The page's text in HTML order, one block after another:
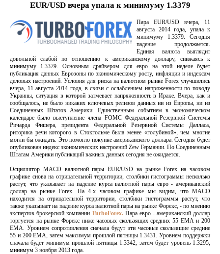
EUR/USD вчера упала к минимуму 1.3379
Пара EUR/USD вчера, 11
августа 2014 года, упала к
минимуму 1.3379. Сегодня
падение продолжается.
Единая валюта выглядит
довольной слабой по отношению к американскому доллару, снижаясь к
минимуму 1.3379. Основным драйвером для евро на этой неделе будет
публикация данных Еврозоны по экономическому росту, инфляции и индексам
деловых настроений. Условия для риска на валютном рынке Forex улучшились
вчера, 11 августа 2014 года, в связи с ослаблением напряженности по поводу
Украины, ситуация в которой затмевает напряженность в Ираке. Вчера, как и
сообщалось, не было никаких ключевых релизов данных ни из Европы, ни из
Соединенных Штатов Америки. Единственным событием в экономическом
календаре было выступление члена FOMC Федеральной Резервной Системы
Ричарда Фишера, президента Федеральной Резервной Системы Далласа,
риторика речи которого в Стокгольме была менее «голубиной», чем многие
могли бы ожидать. Это помогло покупке американского доллара. Сегодня будет
опубликован индекс экономических настроений Zew Германии. По Соединенным
Штатам Америки публикаций важных данных сегодня не ожидается.
Осциллятор MACD валютной пары EUR/USD на рынке Forex на часовом
графике снова на отрицательной территории, столбики гистограммы несколько
растут, что указывает на падение курса валютной пары евро - американский
доллар на рынке Forex. На 4-х часовом графике мы видим, что MACD
находится на отрицательной территории, столбики гистограммы растут, что
также указывает на падение курса валютной пары на рынке Форекс, - по мнению
экспертов брокерской компании TurboForex. Пара евро - американский доллар
торгуется на рынке Форекс ниже часовых скользящих средних 55 ЕМА и 200
ЕМА. Уровнем сопротивления сначала будут эти часовые скользящие средние
55 и 200 ЕМА, затем максимум прошлой пятницы 1.3431. Уровнем поддержки
сначала будет минимум прошлой пятницы 1.3342, затем будет уровень 1.3295,
минимум 3 ноября 2013 года.